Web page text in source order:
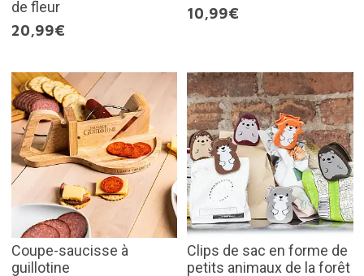
de fleur
20,99€
10,99€
Coupe-saucisse à
guillotine
Clips de sac en forme de
petits animaux de la forêt